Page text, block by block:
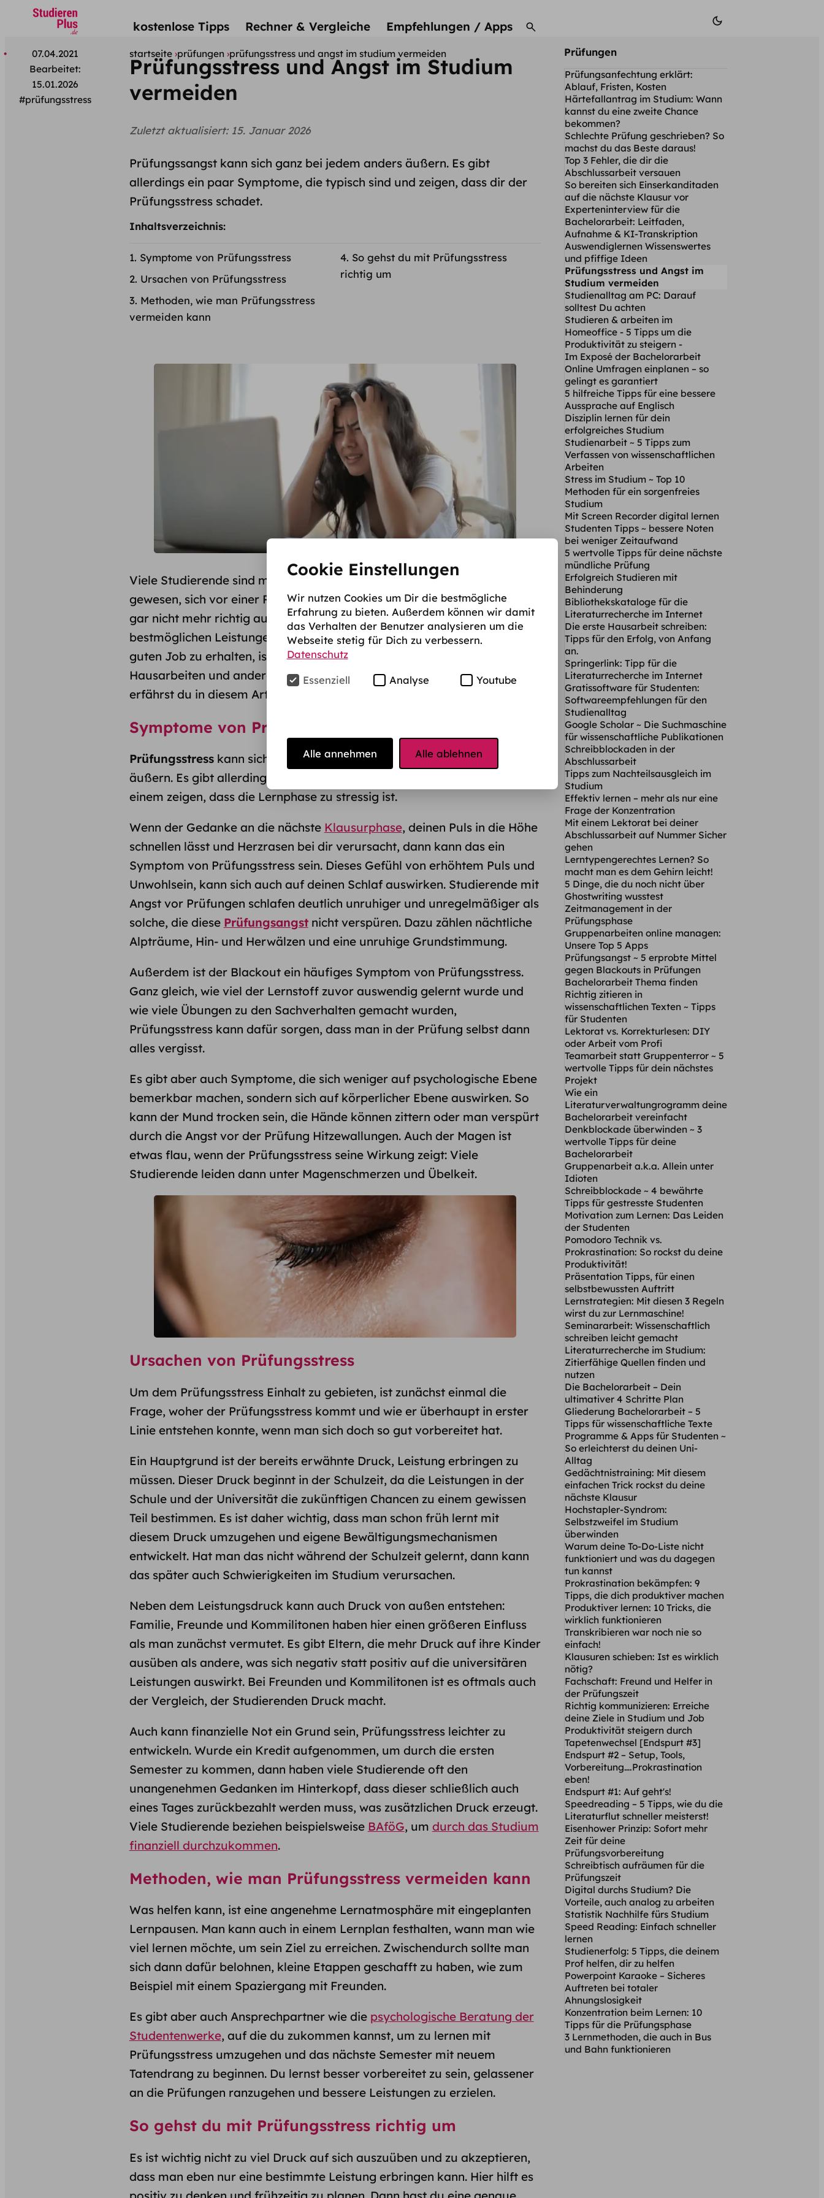
kostenlose Tipps Rechner & Vergleiche Empfehlungen / Apps
startseite prüfungen prüfungsstress und angst im studium vermeiden
07.04.2021
Bearbeitet:
15.01.2026
#prüfungsstress
Prüfungsstress und Angst im Studium
vermeiden
Zuletzt aktualisiert: 15. Januar 2026
Prüfungssangst kann sich ganz bei jedem anders äußern. Es gibt
allerdings ein paar Symptome, die typisch sind und zeigen, dass dir der
Prüfungsstress schadet.
Inhaltsverzeichnis:
Symptome von Prüfungsstress
Ursachen von Prüfungsstress
Methoden, wie man Prüfungsstress
vermeiden kann
So gehst du mit Prüfungsstress
richtig um
Viele Studierende sind mindestens einmal in der unangenehmen Lage
gewesen, sich vor einer Prüfung so sehr zu stressen, dass der Lernstoff
gar nicht mehr richtig aufgenommen werden kann. Der Druck, die
bestmöglichen Leistungen im Studium zu erbringen, um später einen
guten Job zu erhalten, ist hoch. Wie du trotz einer Vielzahl an Prüfungen,
Hausarbeiten und anderen Uni-Aufgaben die Ruhe bewahren kannst,
erfährst du in diesem Artikel.
Symptome von Prüfungsstress
Prüfungsstresskann sich ganz unterschiedlich bei jedem Studierenden
äußern. Es gibt allerdings ein paar Symptome, die typisch sind und die
einem zeigen, dass die Lernphase zu stressig ist.
Wenn der Gedanke an die nächste Klausurphase, deinen Puls in die Höhe
schnellen lässt und Herzrasen bei dir verursacht, dann kann das ein
Symptom von Prüfungsstress sein. Dieses Gefühl von erhöhtem Puls und
Unwohlsein, kann sich auch auf deinen Schlaf auswirken. Studierende mit
Angst vor Prüfungen schlafen deutlich unruhiger und unregelmäßiger als
solche, die diese Prüfungsangstnicht verspüren. Dazu zählen nächtliche
Alpträume, Hin- und Herwälzen und eine unruhige Grundstimmung.
Außerdem ist der Blackout ein häufiges Symptom von Prüfungsstress.
Ganz gleich, wie viel der Lernstoff zuvor auswendig gelernt wurde und
wie viele Übungen zu den Sachverhalten gemacht wurden,
Prüfungsstress kann dafür sorgen, dass man in der Prüfung selbst dann
alles vergisst.
Es gibt aber auch Symptome, die sich weniger auf psychologische Ebene
bemerkbar machen, sondern sich auf körperlicher Ebene auswirken. So
kann der Mund trocken sein, die Hände können zittern oder man verspürt
durch die Angst vor der Prüfung Hitzewallungen. Auch der Magen ist
etwas flau, wenn der Prüfungsstress seine Wirkung zeigt: Viele
Studierende leiden dann unter Magenschmerzen und Übelkeit.
Ursachen von Prüfungsstress
Um dem Prüfungsstress Einhalt zu gebieten, ist zunächst einmal die
Frage, woher der Prüfungsstress kommt und wie er überhaupt in erster
Linie entstehen konnte, wenn man sich doch so gut vorbereitet hat.
Ein Hauptgrund ist der bereits erwähnte Druck, Leistung erbringen zu
müssen. Dieser Druck beginnt in der Schulzeit, da die Leistungen in der
Schule und der Universität die zukünftigen Chancen zu einem gewissen
Teil bestimmen. Es ist daher wichtig, dass man schon früh lernt mit
diesem Druck umzugehen und eigene Bewältigungsmechanismen
entwickelt. Hat man das nicht während der Schulzeit gelernt, dann kann
das später auch Schwierigkeiten im Studium verursachen.
Neben dem Leistungsdruck kann auch Druck von außen entstehen:
Familie, Freunde und Kommilitonen haben hier einen größeren Einfluss
als man zunächst vermutet. Es gibt Eltern, die mehr Druck auf ihre Kinder
ausüben als andere, was sich negativ statt positiv auf die universitären
Leistungen auswirkt. Bei Freunden und Kommilitonen ist es oftmals auch
der Vergleich, der Studierenden Druck macht.
Auch kann finanzielle Not ein Grund sein, Prüfungsstress leichter zu
entwickeln. Wurde ein Kredit aufgenommen, um durch die ersten
Semester zu kommen, dann haben viele Studierende oft den
unangenehmen Gedanken im Hinterkopf, dass dieser schließlich auch
eines Tages zurückbezahlt werden muss, was zusätzlichen Druck erzeugt.
Viele Studierende beziehen beispielsweise BAföG, um durch das Studium
finanziell durchzukommen.
Methoden, wie man Prüfungsstress vermeiden kann
Was helfen kann, ist eine angenehme Lernatmosphäre mit eingeplanten
Lernpausen. Man kann auch in einem Lernplan festhalten, wann man wie
viel lernen möchte, um sein Ziel zu erreichen. Zwischendurch sollte man
sich dann dafür belohnen, kleine Etappen geschafft zu haben, wie zum
Beispiel mit einem Spaziergang mit Freunden.
Es gibt aber auch Ansprechpartner wie die psychologische Beratung der
Studentenwerke, auf die du zukommen kannst, um zu lernen mit
Prüfungsstress umzugehen und das nächste Semester mit neuem
Tatendrang zu beginnen. Du lernst besser vorbereitet zu sein, gelassener
an die Prüfungen ranzugehen und bessere Leistungen zu erzielen.
So gehst du mit Prüfungsstress richtig um
Es ist wichtig nicht zu viel Druck auf sich auszuüben und zu akzeptieren,
dass man eben nur eine bestimmte Leistung erbringen kann. Hier hilft es
Prüfungen
Prüfungsanfechtung erklärt:
Ablauf, Fristen, Kosten
Härtefallantrag im Studium: Wann
kannst du eine zweite Chance
bekommen?
Schlechte Prüfung geschrieben? So
machst du das Beste daraus!
Top 3 Fehler, die dir die
Abschlussarbeit versauen
So bereiten sich Einserkanditaden
auf die nächste Klausur vor
Experteninterview für die
Bachelorarbeit: Leitfaden,
Aufnahme & KI-Transkription
Auswendiglernen Wissenswertes
und pfiffige Ideen
Prüfungsstress und Angst im
Studium vermeiden
Studienalltag am PC: Darauf
solltest Du achten
Studieren & arbeiten im
Homeoffice - 5 Tipps um die
Produktivität zu steigern -
Im Exposé der Bachelorarbeit
Online Umfragen einplanen – so
gelingt es garantiert
5 hilfreiche Tipps für eine bessere
Aussprache auf Englisch
Disziplin lernen für dein
erfolgreiches Studium
Studienarbeit ~ 5 Tipps zum
Verfassen von wissenschaftlichen
Arbeiten
Stress im Studium ~ Top 10
Methoden für ein sorgenfreies
Studium
Mit Screen Recorder digital lernen
Studenten Tipps ~ bessere Noten
bei weniger Zeitaufwand
5 wertvolle Tipps für deine nächste
mündliche Prüfung
Erfolgreich Studieren mit
Behinderung
Bibliothekskataloge für die
Literaturrecherche im Internet
Die erste Hausarbeit schreiben:
Tipps für den Erfolg, von Anfang
an.
Springerlink: Tipp für die
Literaturrecherche im Internet
Gratissoftware für Studenten:
Softwareempfehlungen für den
Studienalltag
Google Scholar ~ Die Suchmaschine
für wissenschaftliche Publikationen
Schreibblockaden in der
Abschlussarbeit
Tipps zum Nachteilsausgleich im
Studium
Effektiv lernen – mehr als nur eine
Frage der Konzentration
Mit einem Lektorat bei deiner
Abschlussarbeit auf Nummer Sicher
gehen
Lerntypengerechtes Lernen? So
macht man es dem Gehirn leicht!
5 Dinge, die du noch nicht über
Ghostwriting wusstest
Zeitmanagement in der
Prüfungsphase
Gruppenarbeiten online managen:
Unsere Top 5 Apps
Prüfungsangst ~ 5 erprobte Mittel
gegen Blackouts in Prüfungen
Bachelorarbeit Thema finden
Richtig zitieren in
wissenschaftlichen Texten ~ Tipps
für Studenten
Lektorat vs. Korrekturlesen: DIY
oder Arbeit vom Profi
Teamarbeit statt Gruppenterror ~ 5
wertvolle Tipps für dein nächstes
Projekt
Wie ein
Literaturverwaltungrogramm deine
Bachelorarbeit vereinfacht
Denkblockade überwinden ~ 3
wertvolle Tipps für deine
Bachelorarbeit
Gruppenarbeit a.k.a. Allein unter
Idioten
Schreibblockade ~ 4 bewährte
Tipps für gestresste Studenten
Motivation zum Lernen: Das Leiden
der Studenten
Pomodoro Technik vs.
Prokrastination: So rockst du deine
Produktivität!
Präsentation Tipps, für einen
selbstbewussten Auftritt
Lernstrategien: Mit diesen 3 Regeln
wirst du zur Lernmaschine!
Seminararbeit: Wissenschaftlich
schreiben leicht gemacht
Literaturrecherche im Studium:
Zitierfähige Quellen finden und
nutzen
Die Bachelorarbeit – Dein
ultimativer 4 Schritte Plan
Gliederung Bachelorarbeit – 5
Tipps für wissenschaftliche Texte
Programme & Apps für Studenten ~
So erleichterst du deinen Uni-
Alltag
Gedächtnistraining: Mit diesem
einfachen Trick rockst du deine
nächste Klausur
Hochstapler-Syndrom:
Selbstzweifel im Studium
überwinden
Warum deine To-Do-Liste nicht
funktioniert und was du dagegen
tun kannst
Prokrastination bekämpfen: 9
Tipps, die dich produktiver machen
Produktiver lernen: 10 Tricks, die
wirklich funktionieren
Transkribieren war noch nie so
einfach!
Klausuren schieben: Ist es wirklich
nötig?
Fachschaft: Freund und Helfer in
der Prüfungszeit
Richtig kommunizieren: Erreiche
deine Ziele in Studium und Job
Produktivität steigern durch
Tapetenwechsel [Endspurt #3]
Endspurt #2 – Setup, Tools,
Vorbereitung….Prokrastination
eben!
Endspurt #1: Auf geht's!
Speedreading – 5 Tipps, wie du die
Literaturflut schneller meisterst!
Eisenhower Prinzip: Sofort mehr
Zeit für deine
Prüfungsvorbereitung
Schreibtisch aufräumen für die
Prüfungszeit
Digital durchs Studium? Die
Vorteile, auch analog zu arbeiten
Statistik Nachhilfe fürs Studium
Speed Reading: Einfach schneller
lernen
Studienerfolg: 5 Tipps, die deinem
Prof helfen, dir zu helfen
Powerpoint Karaoke – Sicheres
Auftreten bei totaler
Ahnungslosigkeit
Konzentration beim Lernen: 10
Tipps für die Prüfungsphase
3 Lernmethoden, die auch in Bus
und Bahn funktionieren
Cookie Einstellungen
Wir nutzen Cookies um Dir die bestmögliche
Erfahrung zu bieten. Außerdem können wir damit
das Verhalten der Benutzer analysieren um die
Webseite stetig für Dich zu verbessern.
Datenschutz
Essenziell
Analyse Youtube
Alle annehmen Alle ablehnen